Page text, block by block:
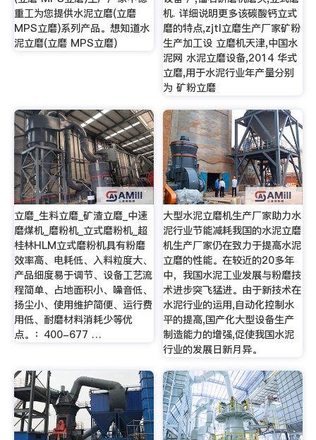
重工为您提供水泥立磨(立磨
MPS立磨)系列产品。想知道水
泥立磨(立磨 MPS立磨)
机. 详细说明更多该碳酸钙立式
磨的特点,zjtl立磨生产厂家矿粉
生产加工设 立磨机天津,中国水
泥网 水泥立磨设备,2014 华式
立磨,用于水泥行业年产量分别
为 矿粉立磨
立磨_生料立磨_矿渣立磨_中速
磨煤机_磨粉机_立式磨粉机_超
桂林HLM立式磨粉机具有粉磨
效率高、电耗低、入料粒度大、
产品细度易于调节、设备工艺流
程简单、占地面积小、噪音低、
扬尘小、使用维护简便、运行费
用低、耐磨材料消耗少等优
点。：400-677 …
大型水泥立磨机生产厂家助力水
泥行业节能减耗我国的水泥立磨
机生产厂家仍在致力于提高水泥
立磨的性能。在较近的20多年
中，我国水泥工业发展与粉磨技
术进步突飞猛进。由于新技术在
水泥行业的运用,自动化控制水
平的提高,国产化大型设备生产
制造能力的增强,促使我国水泥
行业的发展日新月异。